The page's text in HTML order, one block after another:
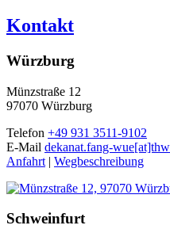
Kontakt
Würzburg
Münzstraße 12
97070 Würzburg
Telefon +49 931 3511-9102
E-Mail dekanat.fang-
Anfahrt | Wegbeschreibung
Schweinfurt